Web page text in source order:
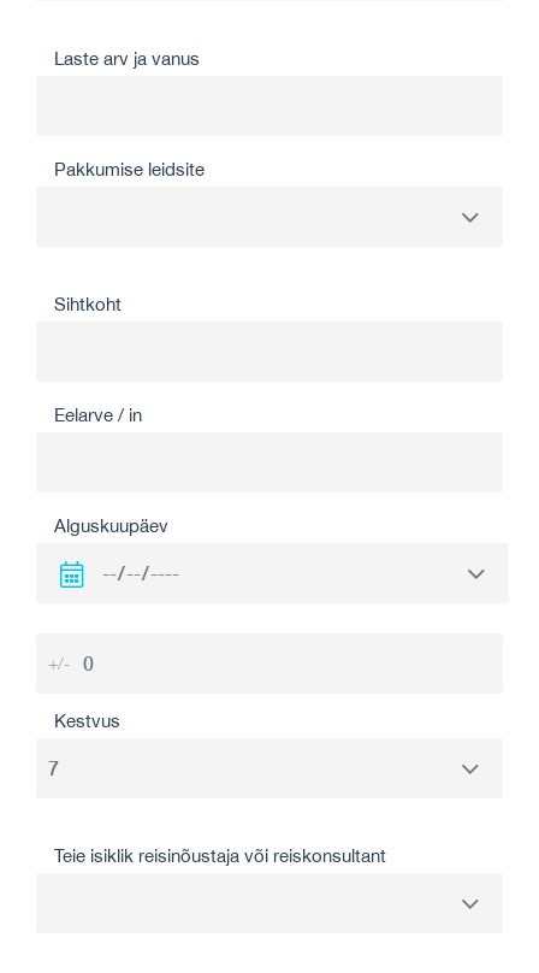
Laste arv ja vanus
Pakkumise leidsite
Sihtkoht
Eelarve / in
Alguskuupäev
+/-
Kestvus
Teie isiklik reisinõustaja või reiskonsultant